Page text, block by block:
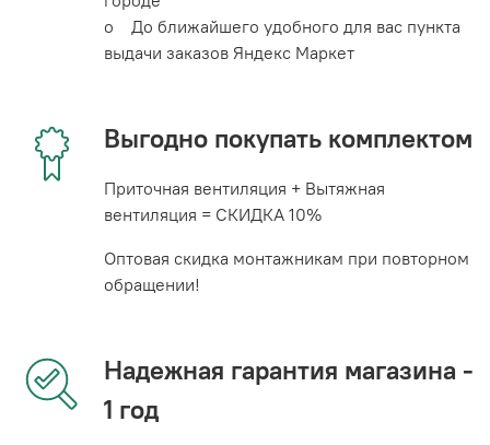
o До ближайшего удобного для вас пункта
выдачи заказов Яндекс Маркет
Выгодно покупать комплектом
Приточная вентиляция + Вытяжная
вентиляция = СКИДКА 10%
Оптовая скидка монтажникам при повторном
обращении!
Надежная гарантия магазина -
1 год